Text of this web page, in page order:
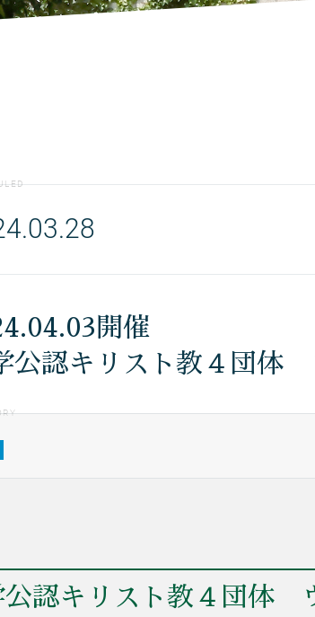
開催
公認キリスト教４団体
公認キリスト教４団体